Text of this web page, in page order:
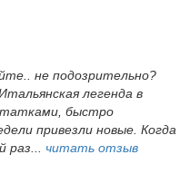
не подозрительно?
легенда в
быстро
привезли новые. Когда
раз... читать отзыв